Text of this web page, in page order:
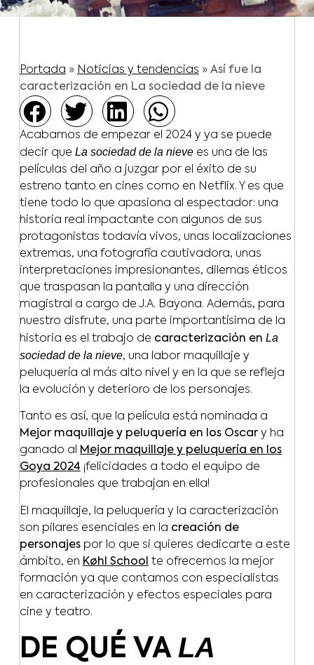
Portada » Noticias y tendencias » Así fue la
caracterización en La sociedad de la nieve
Acabamos de empezar el 2024 y ya se puede
decir que La sociedad de la nievees una de las
películas del año a juzgar por el éxito de su
estreno tanto en cines como en Netflix. Y es que
tiene todo lo que apasiona al espectador: una
historia real impactante con algunos de sus
protagonistas todavía vivos, unas localizaciones
extremas, una fotografía cautivadora, unas
interpretaciones impresionantes, dilemas éticos
que traspasan la pantalla y una dirección
magistral a cargo de J.A. Bayona. Además, para
nuestro disfrute, una parte importantísima de la
historia es el trabajo de caracterización en La
sociedad de la nieve, una labor maquillaje y
peluquería al más alto nivel y en la que se refleja
la evolución y deterioro de los personajes.
Tanto es así, que la película está nominada a
Mejor maquillaje y peluquería en los Oscary ha
ganado al Mejor maquillaje y peluquería en los
Goya 2024 ¡felicidades a todo el equipo de
profesionales que trabajan en ella!
El maquillaje, la peluquería y la caracterización
son pilares esenciales en la creación de
personajespor lo que si quieres dedicarte a este
ámbito, en Køhl School te ofrecemos la mejor
formación ya que contamos con especialistas
en caracterización y efectos especiales para
cine y teatro.
DE QUÉ VA LA